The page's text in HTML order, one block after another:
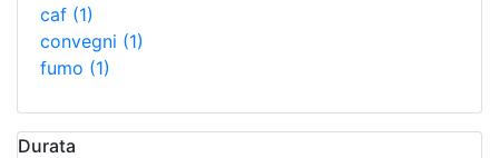
caf (1)
convegni (1)
fumo (1)
Durata